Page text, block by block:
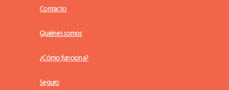
Contacto
Quiénes somos
¿Cómo funciona?
Seguro